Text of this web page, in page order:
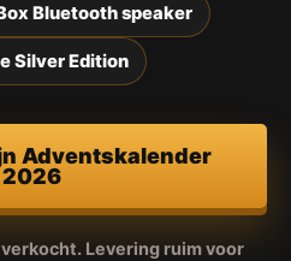
Bluetooth speaker
Silver Edition
Adventskalender
2026
Levering ruim voor